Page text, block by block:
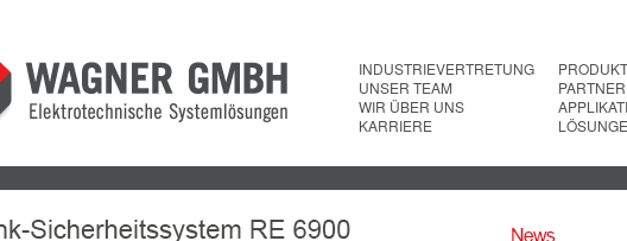
INDUSTRIEVERTRETUNG
UNSER TEAM
WIR ÜBER UNS
KARRIERE
PARTNER